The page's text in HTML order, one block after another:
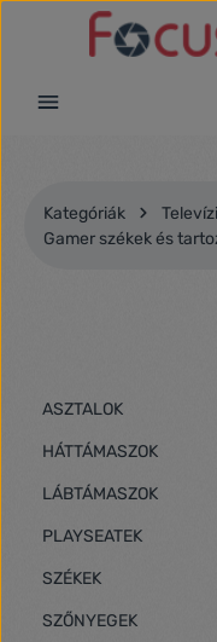
Ugrás a fő tartalomra
Kategóriák
Gamer székek és
ASZTALOK
HÁTTÁMASZOK
LÁBTÁMASZOK
PLAYSEATEK
SZÉKEK
SZŐNYEGEK